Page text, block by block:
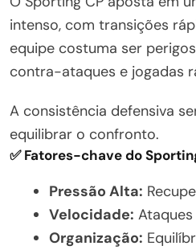
intenso, com transições
equipe costuma ser
contra-ataques e jogadas
A consistência defensiva
equilibrar o confronto.
✅ Fatores-chave do
Pressão Alta:
Velocidade:
Organização: